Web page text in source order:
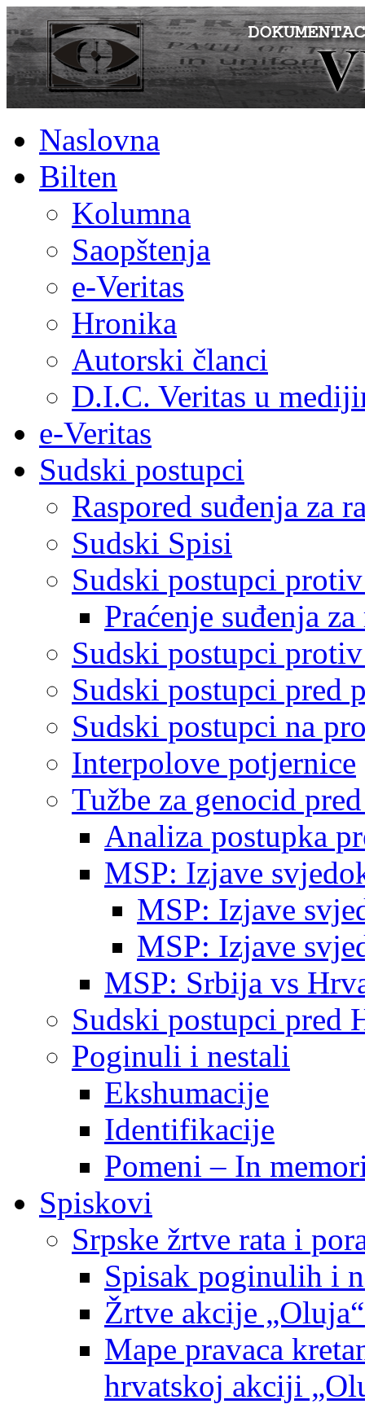
Naslovna
Bilten
Kolumna
Saopštenja
e-Veritas
Hronika
Autorski članci
D.I.C. Veritas u
e-Veritas
Sudski postupci
Raspored suđenja za
Sudski Spisi
Sudski postupci
Praćenje suđenja
Sudski postupci
Sudski postupci pred
Sudski postupci na
Interpolove potjernice
Tužbe za genocid
Analiza postupka
MSP: Izjave
MSP: Izjave
MSP: Izjave
MSP: Srbija vs
Sudski postupci pred
Poginuli i nestali
Ekshumacije
Identifikacije
Pomeni – In
Spiskovi
Srpske žrtve rata i
Spisak poginulih i
Žrtve akcije
Mape pravaca
hrvatskoj akciji